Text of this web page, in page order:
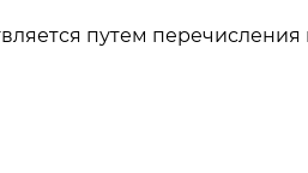
путем перечисления